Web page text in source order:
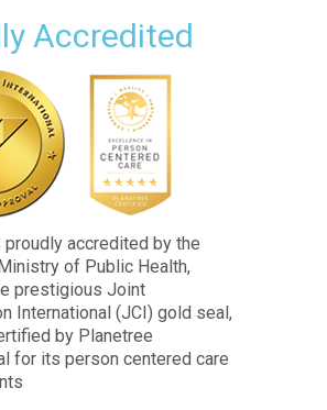
Accredited
proudly accredited by the
of Public Health,
prestigious Joint
International (JCI) gold seal,
by Planetree
for its person centered care